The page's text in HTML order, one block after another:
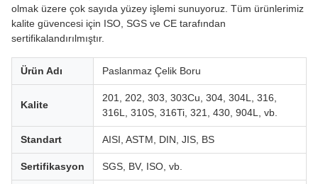
olmak üzere çok sayıda yüzey işlemi sunuyoruz. Tüm ürünlerimiz
kalite güvencesi için ISO, SGS ve CE tarafından
sertifikalandırılmıştır.
Ürün Adı Paslanmaz Çelik Boru
Kalite
201, 202, 303, 303Cu, 304, 304L, 316,
316L, 310S, 316Ti, 321, 430, 904L, vb.
Standart AISI, ASTM, DIN, JIS, BS
Sertifikasyon SGS, BV, ISO, vb.